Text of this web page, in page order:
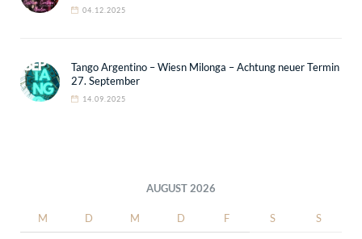
04.12.2025
Tango Argentino – Wiesn Milonga – Achtung neuer Termin
27. September
14.09.2025
AUGUST 2026
M D M D F S S